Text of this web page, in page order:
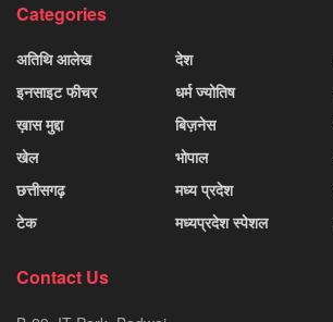
Categories
अतिथि आलेख
इनसाइट फीचर
ख़ास मुद्दा
खेल
छत्तीसगढ़
टेक
देश
धर्म ज्योतिष
बिज़नेस
भोपाल
मध्य प्रदेश
मध्यप्रदेश स्पेशल
Contact Us